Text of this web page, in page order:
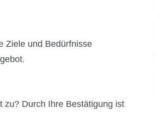
Ziele und Bedürfnisse
zu? Durch Ihre Bestätigung ist